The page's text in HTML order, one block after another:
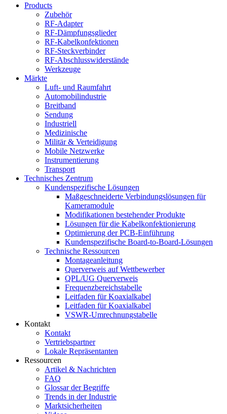
Products
Zubehör
RF-Adapter
RF-Dämpfungsglieder
RF-Kabelkonfektionen
RF-Steckverbinder
RF-Abschlusswiderstände
Werkzeuge
Märkte
Luft- und Raumfahrt
Automobilindustrie
Breitband
Sendung
Industriell
Medizinische
Militär & Verteidigung
Mobile Netzwerke
Instrumentierung
Transport
Technisches Zentrum
Kundenspezifische Lösungen
Maßgeschneiderte Verbindungslösungen für
Kameramodule
Modifikationen bestehender Produkte
Lösungen für die Kabelkonfektionierung
Optimierung der PCB-Einführung
Kundenspezifische Board-to-Board-Lösungen
Technische Ressourcen
Montageanleitung
Querverweis auf Wettbewerber
QPL/UG Querverweis
Frequenzbereichstabelle
Leitfaden für Koaxialkabel
Leitfaden für Koaxialkabel
VSWR-Umrechnungstabelle
Kontakt
Kontakt
Vertriebspartner
Lokale Repräsentanten
Ressourcen
Artikel & Nachrichten
FAQ
Glossar der Begriffe
Trends in der Industrie
Marktsicherheiten